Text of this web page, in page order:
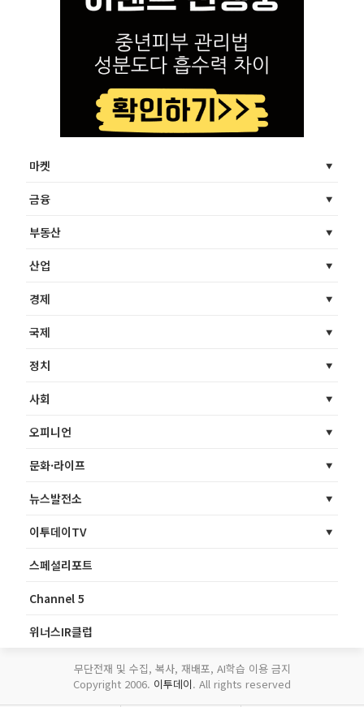
마켓
금융
부동산
산업
경제
국제
정치
사회
오피니언
문화·라이프
뉴스발전소
이투데이TV
스페셜리포트
Channel 5
위너스IR클럽
무단전재 및 수집, 복사, 재배포, AI학습 이용 금지
Copyright 2006. 이투데이. All rights reserved